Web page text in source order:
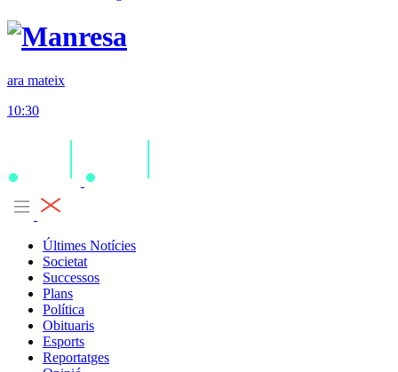
ara mateix
10:30
Últimes Notícies
Societat
Successos
Plans
Política
Obituaris
Esports
Reportatges